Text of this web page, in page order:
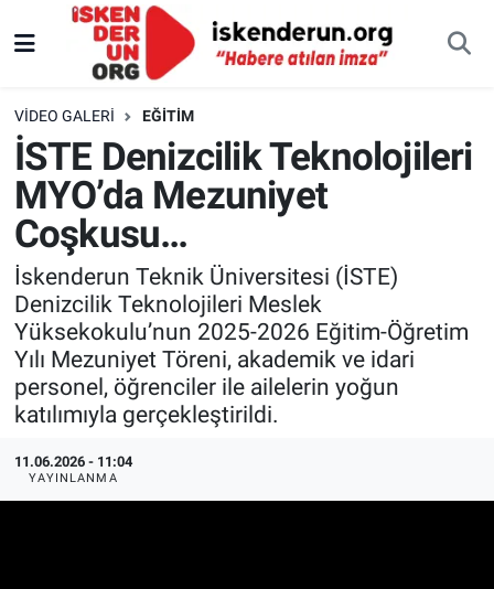
VIDEO GALERI EĞITIM
İSTE Denizcilik Teknolojileri
MYO’da Mezuniyet
Coşkusu…
İskenderun Teknik Üniversitesi (İSTE)
Denizcilik Teknolojileri Meslek
Yüksekokulu’nun 2025-2026 Eğitim-Öğretim
Yılı Mezuniyet Töreni, akademik ve idari
personel, öğrenciler ile ailelerin yoğun
katılımıyla gerçekleştirildi.
11.06.2026 - 11:04
YAYINLANMA